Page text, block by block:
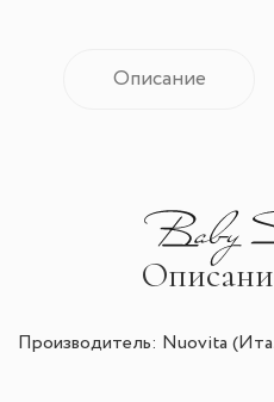
Описание
Производитель: Nuovita